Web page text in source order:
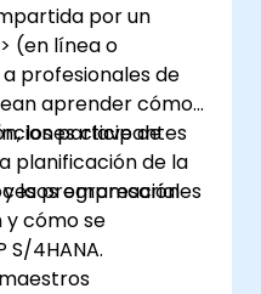
por un
(en línea o
profesionales de
aprender cómo
clave de
planificación de la
la programación
los participantes
empresariales
cómo se
S/4HANA.